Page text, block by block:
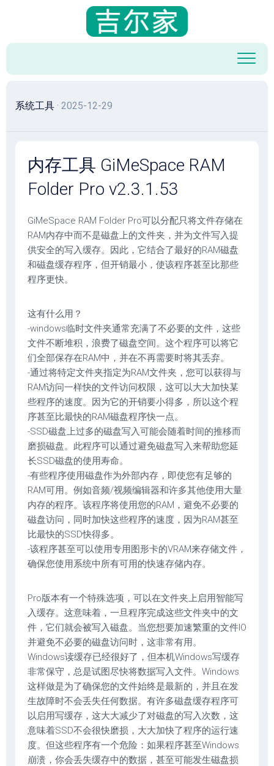
容
系统工具 · 2025-12-29
内存工具 GiMeSpace RAM
Folder Pro v2.3.1.53
GiMeSpace RAM Folder Pro可以分配只将文件存储在
RAM内存中而不是磁盘上的文件夹，并为文件写入提
供安全的写入缓存。因此，它结合了最好的RAM磁盘
和磁盘缓存程序，但开销最小，使该程序甚至比那些
程序更快。
这有什么用？
-windows临时文件夹通常充满了不必要的文件，这些
文件不断堆积，浪费了磁盘空间。这个程序可以将它
们全部保存在RAM中，并在不再需要时将其丢弃。
-通过将特定文件夹指定为RAM文件夹，您可以获得与
RAM访问一样快的文件访问权限，这可以大大加快某
些程序的速度。因为它的开销要小得多，所以这个程
序甚至比最快的RAM磁盘程序快一点。
-SSD磁盘上过多的磁盘写入可能会随着时间的推移而
磨损磁盘。此程序可以通过避免磁盘写入来帮助您延
长SSD磁盘的使用寿命。
-有些程序使用磁盘作为外部内存，即使您有足够的
RAM可用。例如音频/视频编辑器和许多其他使用大量
内存的程序。该程序将使用您的RAM，避免不必要的
磁盘访问，同时加快这些程序的速度，因为RAM甚至
比最快的SSD快得多。
-该程序甚至可以使用专用图形卡的VRAM来存储文件，
确保您使用系统中所有可用的快速存储内存。
Pro版本有一个特殊选项，可以在文件夹上启用智能写
入缓存。这意味着，一旦程序完成这些文件夹中的文
件，它们就会被写入磁盘。当您想要加速繁重的文件IO
并避免不必要的磁盘访问时，这非常有用。
Windows读缓存已经很好了，但本机Windows写缓存
非常保守，总是试图尽快将数据写入文件。Windows
这样做是为了确保您的文件始终是最新的，并且在发
生故障时不会丢失任何数据。有许多磁盘缓存程序可
以启用写缓存，这大大减少了对磁盘的写入次数，这
意味着SSD不会很快磨损，大大加快了程序的运行速
度。但这些程序有一个危险：如果程序甚至Windows
崩溃，你会丢失缓存中的数据，甚至可能发生磁盘损